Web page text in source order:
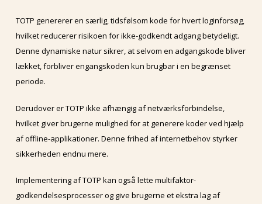
TOTP genererer en særlig, tidsfølsom kode for hvert loginforsøg,
hvilket reducerer risikoen for ikke-godkendt adgang betydeligt.
Denne dynamiske natur sikrer, at selvom en adgangskode bliver
lækket, forbliver engangskoden kun brugbar i en begrænset
periode.
Derudover er TOTP ikke afhængig af netværksforbindelse,
hvilket giver brugerne mulighed for at generere koder ved hjælp
af offline-applikationer. Denne frihed af internetbehov styrker
sikkerheden endnu mere.
Implementering af TOTP kan også lette multifaktor-
godkendelsesprocesser og give brugerne et ekstra lag af